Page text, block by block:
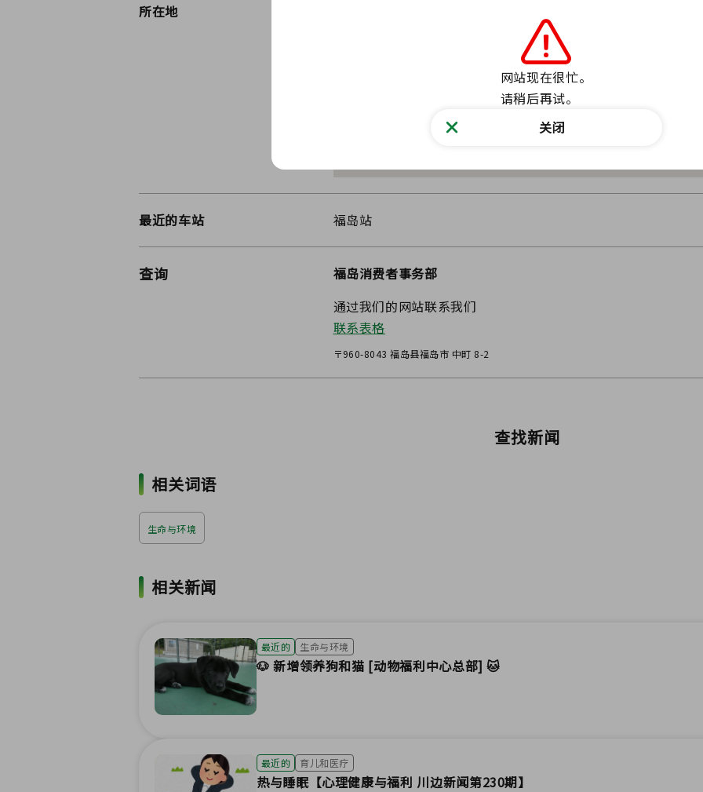
所在地
最近的车站 福岛站
查询
福岛消费者事务部
通过我们的网站联系我们
联系表格
〒960-8043 福岛县福岛市 中町 8-2
查找新闻
相关词语
生命与环境
相关新闻
最近的 生命与环境
🐶 新增领养狗和猫 [动物福利中心总部] 🐱
最近的 育儿和医疗
热与睡眠【心理健康与福利 川边新闻第230期】
网站现在很忙。
请稍后再试。
关闭